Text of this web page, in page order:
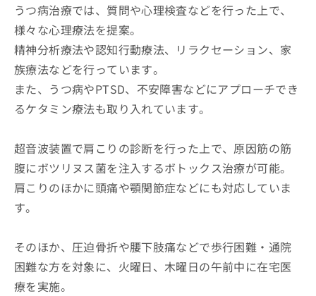
うつ病治療では、質問や心理検査などを行った上で、
様々な心理療法を提案。
精神分析療法や認知行動療法、リラクセーション、家
族療法などを行っています。
また、うつ病やPTSD、不安障害などにアプローチでき
るケタミン療法も取り入れています。
超音波装置で肩こりの診断を行った上で、原因筋の筋
腹にボツリヌス菌を注入するボトックス治療が可能。
肩こりのほかに頭痛や顎関節症などにも対応していま
す。
そのほか、圧迫骨折や腰下肢痛などで歩行困難・通院
困難な方を対象に、火曜日、木曜日の午前中に在宅医
療を実施。